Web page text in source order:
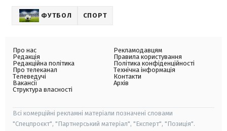
ФУТБОЛ СПОРТ
Про нас
Редакція
Редакційна політика
Про телеканал
Телеведучі
Вакансії
Структура власності
Рекламодавцям
Правила користування
Політика конфіденційності
Технічна інформація
Контакти
Архів
Всі комерційні рекламні матеріали позначені словами
"Спецпроєкт", "Партнерський матеріал", "Експерт", "Позиція".